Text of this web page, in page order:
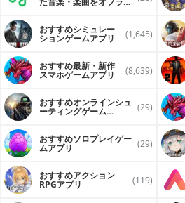
おすすめシミュレー
ションゲームアプリ (1,645)
おすすめ最新・新作
スマホゲームアプリ (8,639)
おすすめオンラインシュ
ーティングゲーム (29)
おすすめソロプレイゲー
ムアプリ (29)
おすすめアクション
RPGアプリ (119)